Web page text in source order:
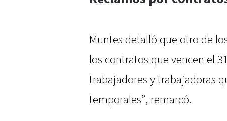
Muntes detalló que otro de
los contratos que vencen el
trabajadores y trabajadoras
temporales”, remarcó.